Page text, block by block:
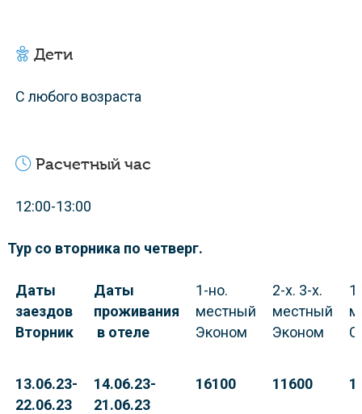
Дети
С любого возраста
Расчетный час
12:00-13:00
Тур со вторника по четверг.
Даты
заездов
Вторник
Даты
проживания
в отеле
1-но.
местный
Эконом
2-х. 3-х.
местный
Эконом
13.06.23-
22.06.23
14.06.23-
21.06.23
16100 11600